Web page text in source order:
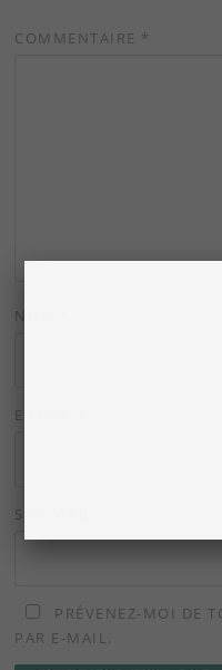
COMMENTAIRE *
NOM
E-MAIL
SITE WEB
PRÉVENEZ-MOI DE
PAR E-MAIL.